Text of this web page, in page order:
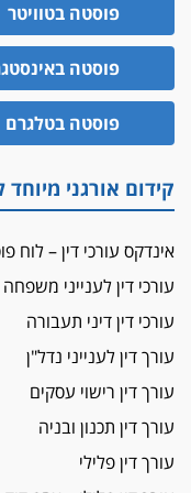
האופנוע חזר
עו"ד גיל
הזכות לטנף
זוכה עורך-דין
מאסר לעורך הדין
פיקטיביות בשם
על המידתיות
ביה"ד המשמעתי
עורכת-דין שהביעה
אשם
עו"ד הלל בבייב
ההסדר: 7-9 שנות מאסר
דין ומקרקעין
פוסטה בטוויטר
פוסטה
פוסטה בטלגרם
קידום אורגני מיוחד
אינדקס עורכי דין – לוח
עורכי דין לענייני
עורכי דין דיני תעבורה
עורך דין לענייני נדל"ן
עורך דין רישוי עסקים
עורך דין תכנון ובניה
עורך דין פלילי